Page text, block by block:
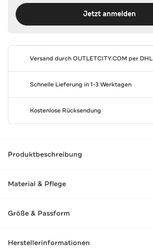
Jetzt anmelden
Versand durchOUTLETCITY.COM per DHL
Schnelle Lieferung in 1-3 Werktagen
Kostenlose Rücksendung
Produktbeschreibung
Material & Pflege
Größe & Passform
Herstellerinformationen